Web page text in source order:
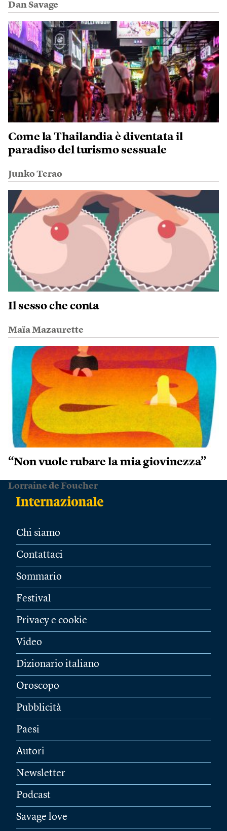
Dan Savage
Come la Thailandia è diventata il
paradiso del turismo sessuale
Junko Terao
Il sesso che conta
Maïa Mazaurette
“Non vuole rubare la mia giovinezza”
Lorraine de Foucher
Chi siamo
Contattaci
Sommario
Festival
Privacy e cookie
Video
Dizionario italiano
Oroscopo
Pubblicità
Paesi
Autori
Newsletter
Podcast
Savage love